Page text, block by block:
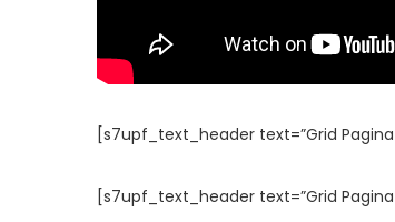
[s7upf_text_header text=”Grid
[s7upf_text_header text=”Grid